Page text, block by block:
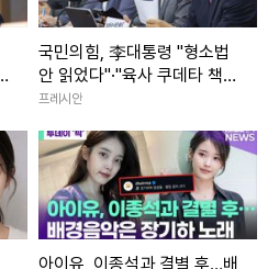
국민의힘, 李대통령 "형소법
안 읽었다"·"육사 쿠데타 책
임" 발언 맹공
프레시안
아이유, 이종석과 결별 후…배